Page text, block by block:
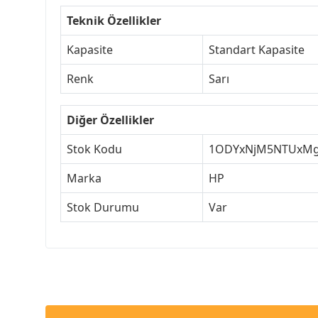
Teknik Özellikler
Kapasite
Standart Kapasite
Renk
Sarı
Diğer Özellikler
Stok Kodu
Marka
HP
Stok Durumu
Var